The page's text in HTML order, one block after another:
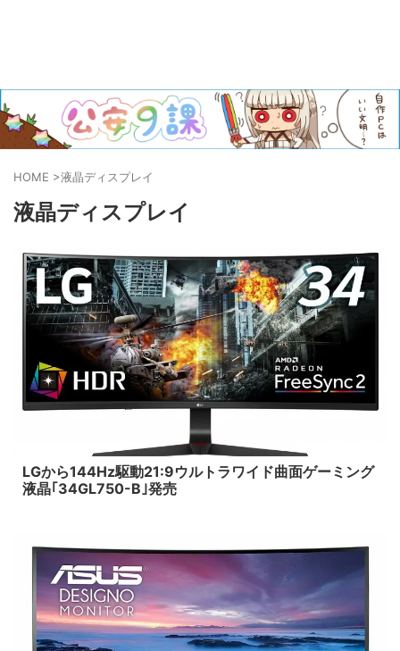
HOME >液晶ディスプレイ
液晶ディスプレイ
LGから144Hz駆動21:9ウルトラワイド曲面ゲーミング
液晶｢34GL750-B｣発売